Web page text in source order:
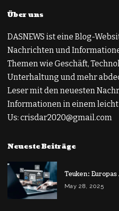
Über uns
DASNEWS ist eine Blog-
Nachrichten und
Themen wie Geschäft,
Unterhaltung und mehr
Leser mit den neuesten
Informationen in einem
Us: crisdar2020@gmail.com
Neueste Beiträge
Teuken:
May 28, 2025